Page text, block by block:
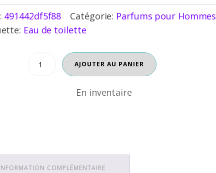
491442df5f88 Catégorie: Parfums pour Hommes
Eau de toilette
quantité
AJOUTER AU PANIER
En inventaire
COMPLÉMENTAIRE